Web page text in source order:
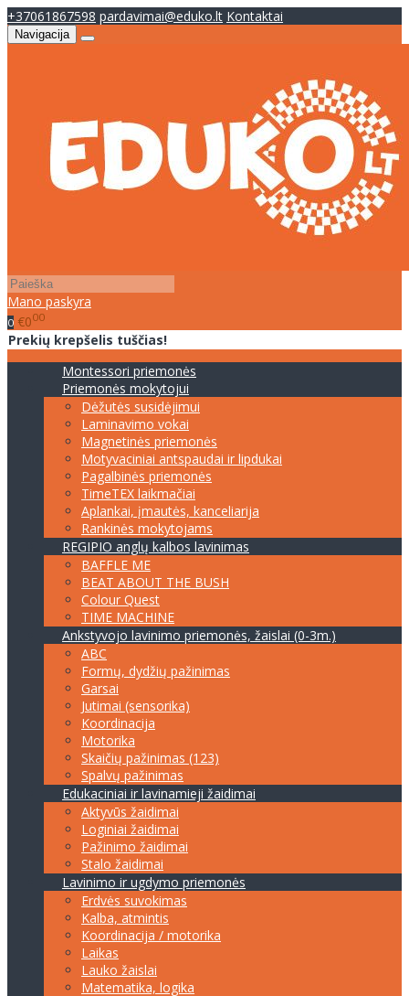
+37061867598 pardavimai@eduko.lt Kontaktai
Navigacija
Mano paskyra
0 €000
Prekių krepšelis tuščias!
Montessori priemonės
Priemonės mokytojui
Dėžutės susidėjimui
Laminavimo vokai
Magnetinės priemonės
Motyvaciniai antspaudai ir lipdukai
Pagalbinės priemonės
TimeTEX laikmačiai
Aplankai, įmautės, kanceliarija
Rankinės mokytojams
REGIPIO anglų kalbos lavinimas
BAFFLE ME
BEAT ABOUT THE BUSH
Colour Quest
TIME MACHINE
Ankstyvojo lavinimo priemonės, žaislai (0-3m.)
ABC
Formų, dydžių pažinimas
Garsai
Jutimai (sensorika)
Koordinacija
Motorika
Skaičių pažinimas (123)
Spalvų pažinimas
Edukaciniai ir lavinamieji žaidimai
Aktyvūs žaidimai
Loginiai žaidimai
Pažinimo žaidimai
Stalo žaidimai
Lavinimo ir ugdymo priemonės
Erdvės suvokimas
Kalba, atmintis
Koordinacija / motorika
Laikas
Lauko žaislai
Matematika, logika